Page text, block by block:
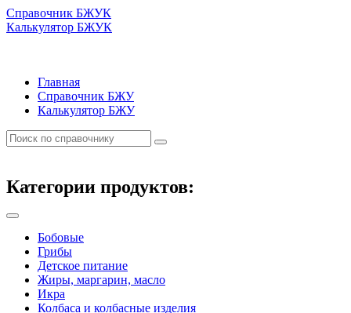
Справочник БЖУК
Калькулятор БЖУК
Главная
Справочник БЖУ
Калькулятор БЖУ
Категории продуктов:
Бобовые
Грибы
Детское питание
Жиры, маргарин, масло
Икра
Колбаса и колбасные изделия